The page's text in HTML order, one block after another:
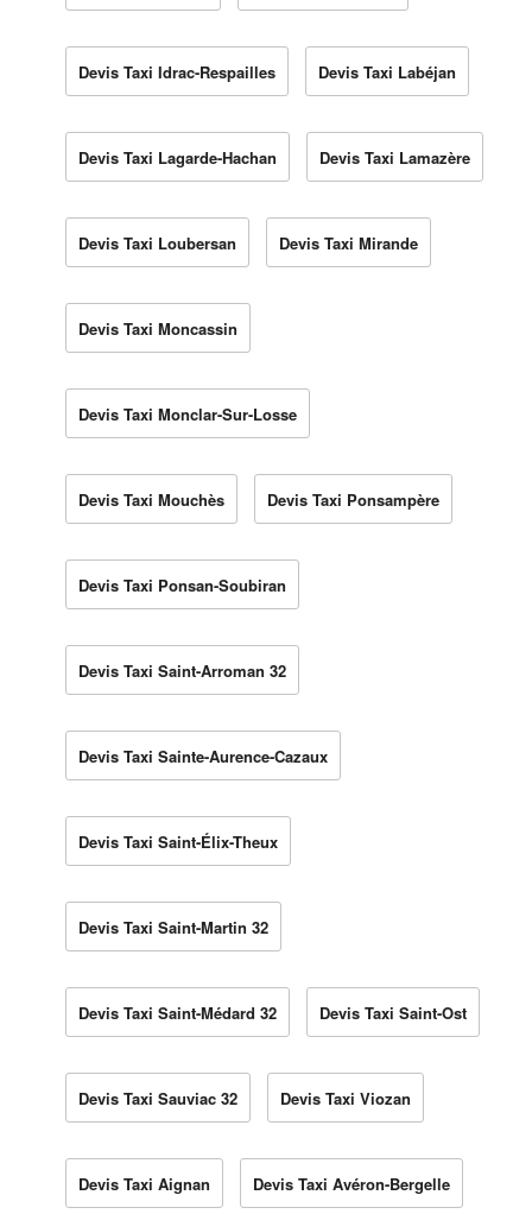
Devis Taxi Idrac-Respailles Devis Taxi Labéjan
Devis Taxi Lagarde-Hachan Devis Taxi Lamazère
Devis Taxi Loubersan Devis Taxi Mirande
Devis Taxi Moncassin
Devis Taxi Monclar-Sur-Losse
Devis Taxi Mouchès Devis Taxi Ponsampère
Devis Taxi Ponsan-Soubiran
Devis Taxi Saint-Arroman 32
Devis Taxi Sainte-Aurence-Cazaux
Devis Taxi Saint-Élix-Theux
Devis Taxi Saint-Martin 32
Devis Taxi Saint-Médard 32 Devis Taxi Saint-Ost
Devis Taxi Sauviac 32 Devis Taxi Viozan
Devis Taxi Aignan Devis Taxi Avéron-Bergelle